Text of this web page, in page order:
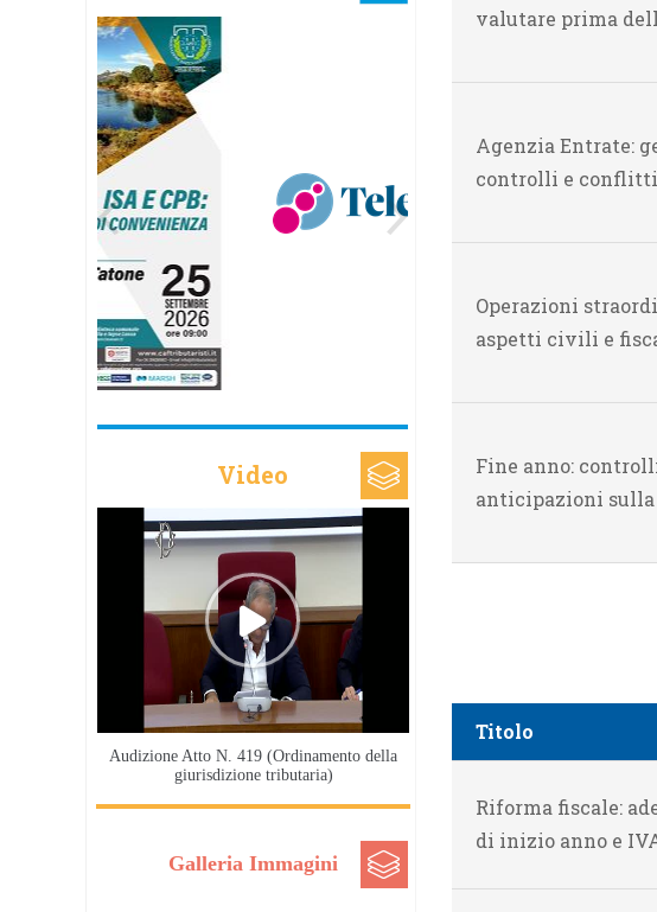
Video
Audizione Atto N. 419 (Ordinamento della
giurisdizione tributaria)
Galleria Immagini
valutare prima
Agenzia Entrate:
controlli e conflitti
Operazioni
aspetti civili e
Fine anno:
anticipazioni
Titolo
Riforma fiscale:
di inizio anno e